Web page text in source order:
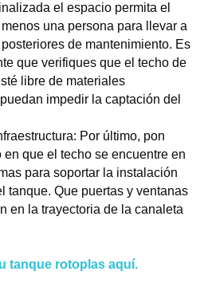
el espacio permita el
una persona para llevar a
de mantenimiento. Es
que verifiques que el techo de
libre de materiales
impedir la captación del
Por último, pon
que el techo se encuentre en
para soportar la instalación
tanque. Que puertas y ventanas
en la trayectoria de la canaleta
tanque rotoplas aquí.